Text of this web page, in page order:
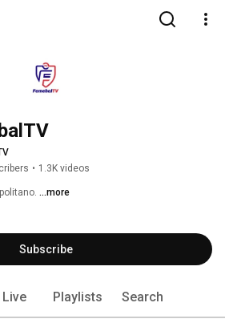
• 1.3K videos
...more
Subscribe
Live Playlists Search